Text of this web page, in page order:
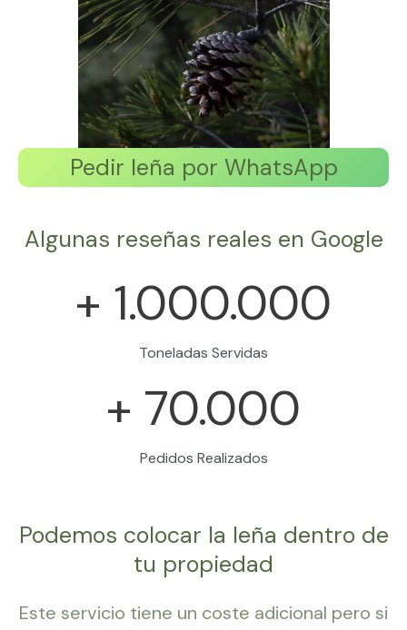
Pedir leña por WhatsApp
Algunas reseñas reales en Google
+ 1.000.000
Toneladas Servidas
+ 70.000
Pedidos Realizados
Podemos colocar la leña dentro de
tu propiedad
Este servicio tiene un coste adicional pero si